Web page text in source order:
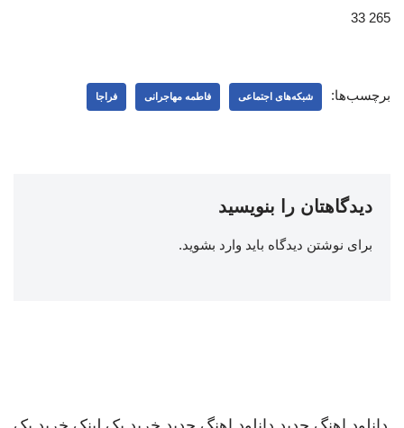
265 33
برچسب‌ها: شبکه‌‌های اجتماعی فاطمه مهاجرانی فراجا
دیدگاهتان را بنویسید
برای نوشتن دیدگاه باید وارد بشوید.